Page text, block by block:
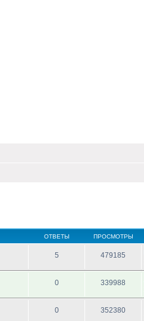
ОТВЕТЫ ПРОСМОТРЫ
5 479185
0 339988
0 352380